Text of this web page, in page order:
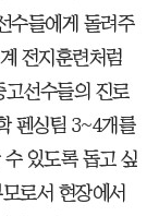
수들에게 돌려주
전지훈련처럼
선수들의 진로
펜싱팀 3~4개를
있도록 돕고 싶
로서 현장에서